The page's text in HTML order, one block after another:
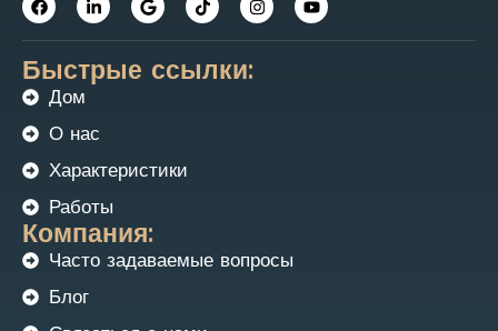
Быстрые ссылки:
Дом
О нас
Характеристики
Работы
Компания:
Часто задаваемые вопросы
Блог